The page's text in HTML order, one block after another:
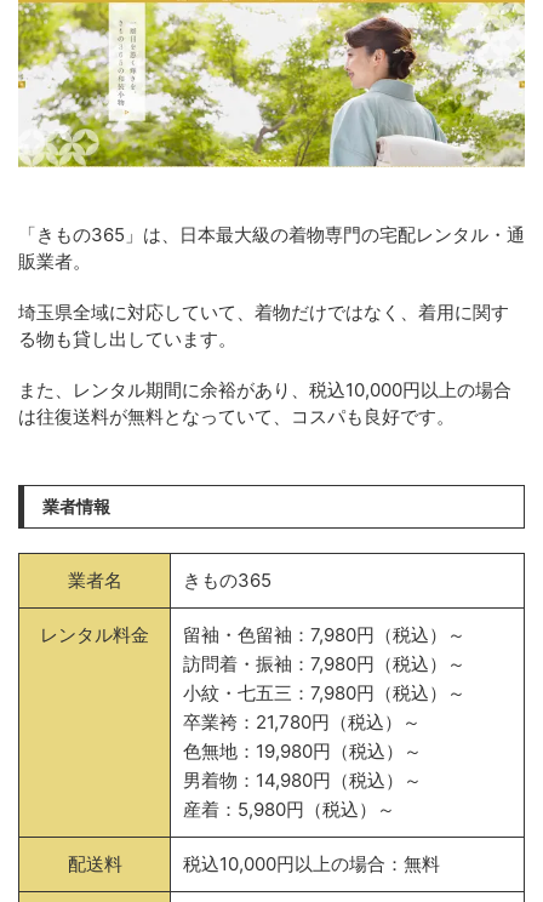
「きもの365」は、日本最大級の着物専門の宅配レンタル・通
販業者。
埼玉県全域に対応していて、着物だけではなく、着用に関す
る物も貸し出しています。
また、レンタル期間に余裕があり、税込10,000円以上の場合
は往復送料が無料となっていて、コスパも良好です。
業者情報
業者名 きもの365
レンタル料金
留袖・色留袖：7,980円（税込）～
訪問着・振袖：7,980円（税込）～
小紋・七五三：7,980円（税込）～
卒業袴：21,780円（税込）～
色無地：19,980円（税込）～
男着物：14,980円（税込）～
産着：5,980円（税込）～
配送料 税込10,000円以上の場合：無料